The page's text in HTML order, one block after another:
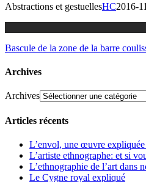
Abstractions et gestuellesHC2016-
Bascule de la zone de la barre
Archives
Archives
Articles récents
L’envol, une œuvre expliquée
L’artiste ethnographe: et si
L’ethnographie de l’art dans
Le Cygne royal expliqué